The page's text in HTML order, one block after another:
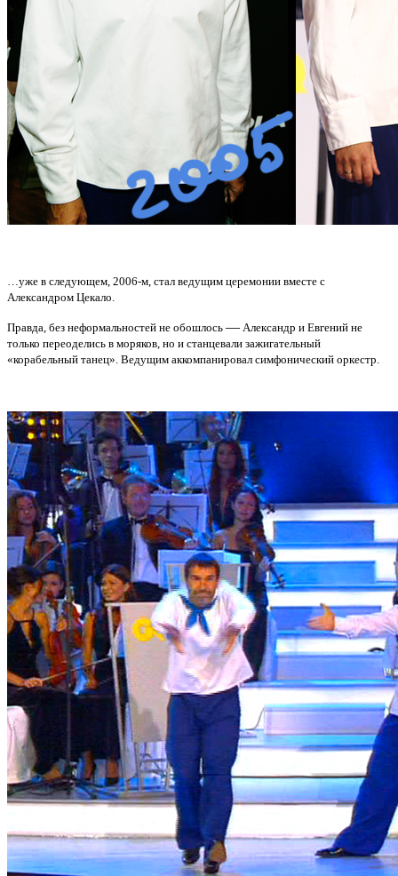
…уже в следующем, 2006-м, стал ведущим церемонии вместе с
Александром Цекало.
Правда, без неформальностей не обошлось — Александр и Евгений не
только переоделись в моряков, но и станцевали зажигательный
«корабельный танец». Ведущим аккомпанировал симфонический оркестр.